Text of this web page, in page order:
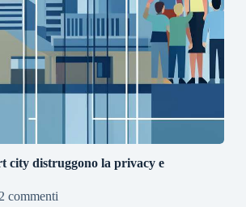
city distruggono la privacy e
2 commenti